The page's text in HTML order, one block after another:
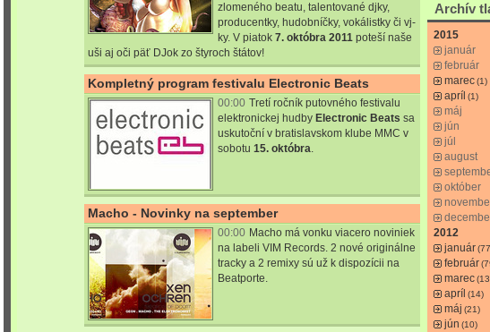
zlomeného beatu, talentované djky,
producentky, hudobníčky, vokálistky či vj-
ky. V piatok 7. októbra 2011 poteší naše
uši aj oči päť DJok zo štyroch štátov!
Kompletný program festivalu Electronic Beats
00:00 Tretí ročník putovného festivalu
elektronickej hudby Electronic Beats sa
uskutoční v bratislavskom klube MMC v
sobotu 15. októbra.
Macho - Novinky na september
00:00 Macho má vonku viacero noviniek
na labeli VIM Records. 2 nové originálne
tracky a 2 remixy sú už k dispozícii na
Beatporte.
Archív
2015
január
február
marec(1)
apríl (1)
máj
jún
júl
august
október
2012
január
február
marec
apríl (14)
máj (21)
jún (10)